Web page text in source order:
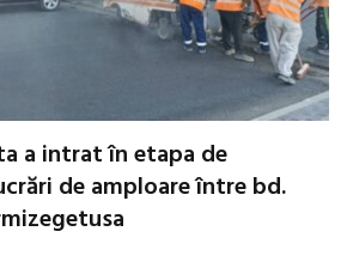
a intrat în etapa de
de amploare între bd.